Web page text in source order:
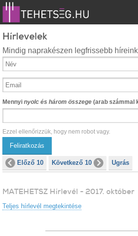
Hírlevelek
Mindig naprakészen legfrissebb
Mennyi nyolc és három összege (arab számmal
Ezzel ellenőrizzük, hogy nem robot vagy.
Előző 10 Következő 10 Ugrás
MATEHETSZ Hírlevél - 2017. október
Teljes hírlevél megtekintése